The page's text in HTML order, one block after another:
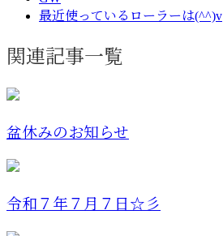
最近使っているローラーは(^^)v
関連記事一覧
盆休みのお知らせ
令和７年７月７日☆彡